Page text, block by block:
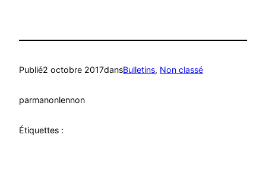
Publié2 octobre 2017dansBulletins, Non classé
parmanonlennon
Étiquettes :